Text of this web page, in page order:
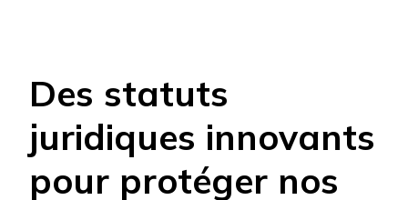
Des statuts
juridiques innovants
pour protéger nos